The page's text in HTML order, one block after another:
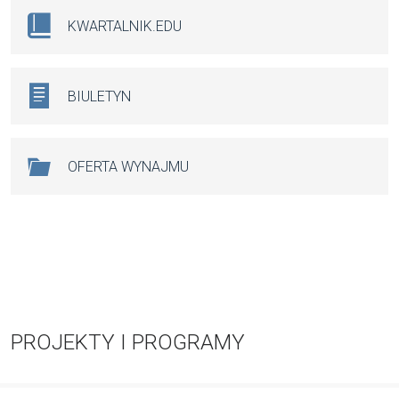
KWARTALNIK.EDU
BIULETYN
OFERTA WYNAJMU
PROJEKTY I PROGRAMY